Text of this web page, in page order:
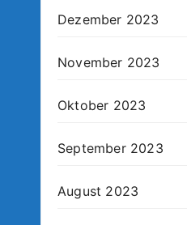
Dezember 2023
November 2023
Oktober 2023
September 2023
August 2023